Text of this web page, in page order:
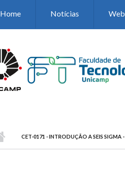
Home Notícias
CET-0171 - INTRODUÇÃO A SEIS SIGMA